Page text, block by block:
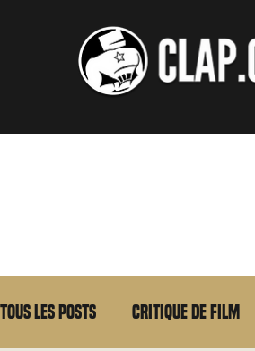
Tous les posts Critique de film